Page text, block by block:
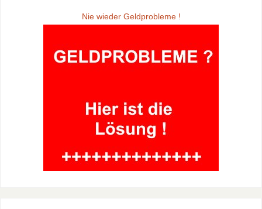
Nie wieder Geldprobleme !